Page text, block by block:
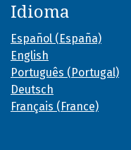
Idioma
Español (España)
English
Português (Portugal)
Deutsch
Français (France)